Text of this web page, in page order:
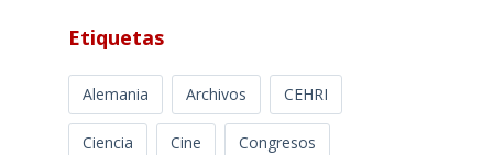
Etiquetas
Alemania Archivos CEHRI
Ciencia Cine Congresos